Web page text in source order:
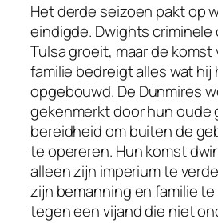
Het derde seizoen pakt op
eindigde. Dwights
Tulsa groeit, maar de komst
familie bedreigt alles wat hij
opgebouwd. De Dunmires
gekenmerkt door hun oude
bereidheid om buiten de
te opereren. Hun komst
alleen zijn imperium te
zijn bemanning en familie
tegen een vijand die niet